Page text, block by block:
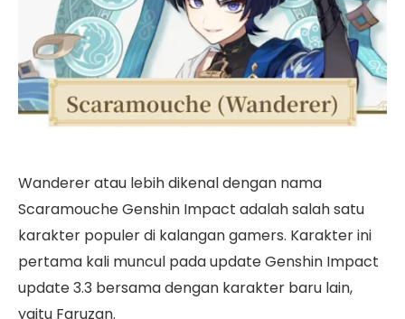
Wanderer atau lebih dikenal dengan nama
Scaramouche Genshin Impact adalah salah satu
karakter populer di kalangan gamers. Karakter ini
pertama kali muncul pada update Genshin Impact
update 3.3 bersama dengan karakter baru lain,
yaitu Faruzan.